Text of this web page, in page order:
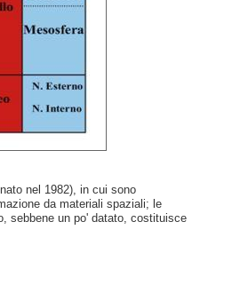
nel 1982), in cui sono
da materiali spaziali; le
sebbene un po' datato, costituisce